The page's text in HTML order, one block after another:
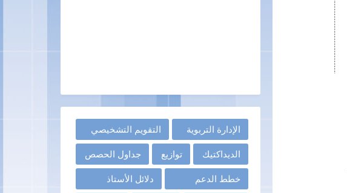
الإدارة التربوية التقويم التشخيصي
الديداكتيك توازيع جداول الحصص
خطط الدعم دلائل الأستاذ